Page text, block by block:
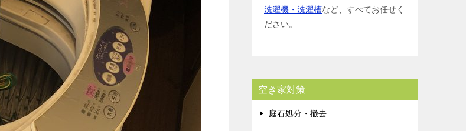
洗濯機・洗濯槽など、すべてお任せく
ださい。
空き家対策
庭石処分・撤去